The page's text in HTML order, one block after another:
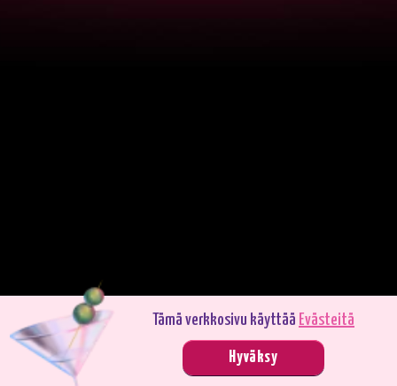
Pelaa demotilassa. Oikealla rahalla pelaaminen on jännittävämpää.
Tämä verkkosivu käyttää Evästeitä
Hyväksy